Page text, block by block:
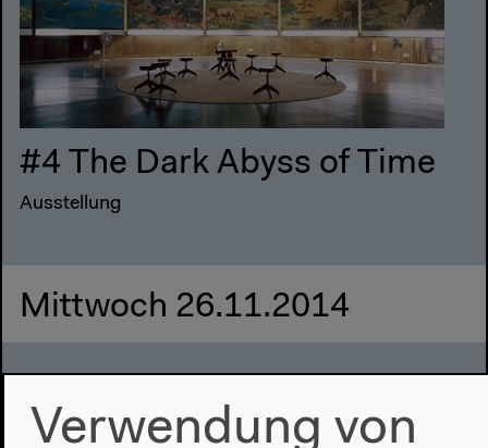
#4 The Dark Abyss of Time
Ausstellung
Mittwoch 26.11.2014
Verwendung von